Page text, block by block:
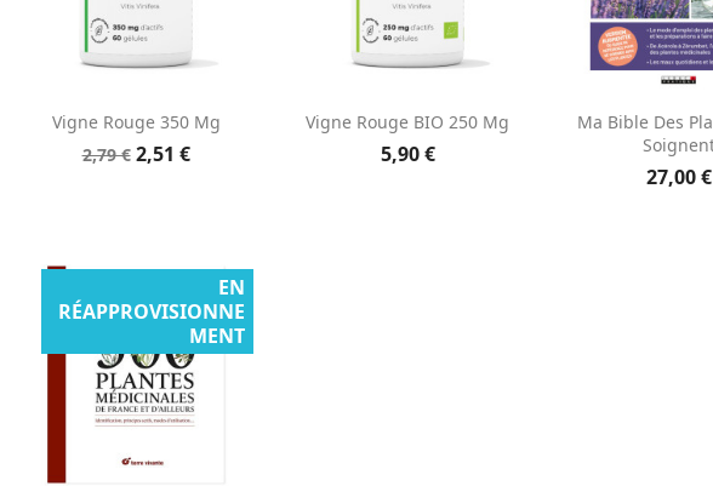
Aperçu rapide
Vigne Rouge 350 Mg
2,79 € 2,51 €
 Aperçu rapide
Vigne Rouge BIO 250 Mg
5,90 €
Aperçu
Ma Bible Des
27,00 €
EN
RÉAPPROVISIONNE
MENT